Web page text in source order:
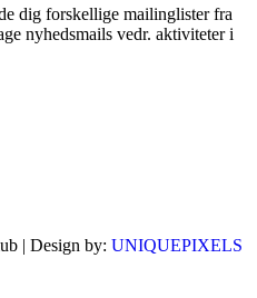
dig forskellige mailinglister fra
nyhedsmails vedr. aktiviteter i
| Design by: UNIQUEPIXELS